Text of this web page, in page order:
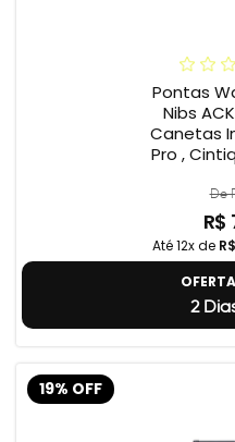
Pontas
Nibs
Canetas
Pro ,
De
R$
Até 12x de
2
19% OFF